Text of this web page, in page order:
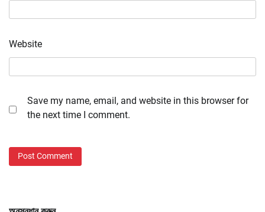
Website
Save my name, email, and website in this browser for
the next time I comment.